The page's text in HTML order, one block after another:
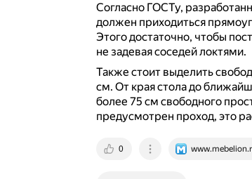
Согласно ГОСТу,
должен приходиться
Этого достаточно, чтобы
не задевая соседей локтями.
Также стоит выделить
см. От края стола до
более 75 см свободного
предусмотрен проход, это
0